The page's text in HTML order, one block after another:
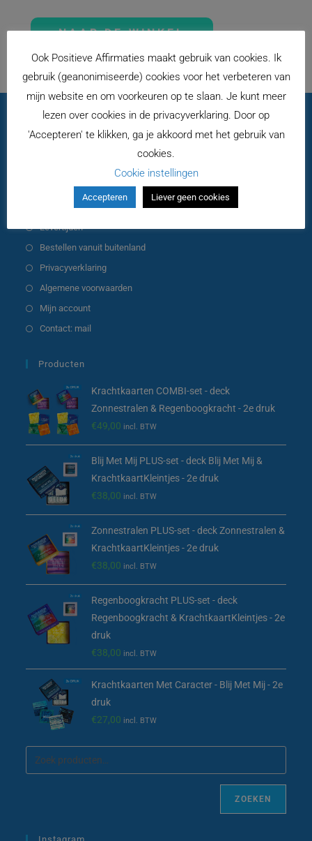
NAAR DE WINKEL
Handige Zaken
Bestellen en betalen
Prijzen en verzendkosten
Annuleren en retourneren
Levertijden
Bestellen vanuit buitenland
Privacyverklaring
Algemene voorwaarden
Mijn account
Contact: mail
Producten
Krachtkaarten COMBI-set - deck
Zonnestralen & Regenboogkracht - 2e druk
€49,00 incl. BTW
Blij Met Mij PLUS-set - deck Blij Met Mij &
KrachtkaartKleintjes - 2e druk
€38,00 incl. BTW
Zonnestralen PLUS-set - deck Zonnestralen &
KrachtkaartKleintjes - 2e druk
€38,00 incl. BTW
Regenboogkracht PLUS-set - deck
Regenboogkracht & KrachtkaartKleintjes - 2e
druk
€38,00 incl. BTW
Krachtkaarten Met Caracter - Blij Met Mij - 2e
druk
€27,00 incl. BTW
ZOEKEN
Ook Positieve Affirmaties maakt gebruik van cookies. Ik
gebruik (geanonimiseerde) cookies voor het verbeteren van
mijn website en om voorkeuren op te slaan. Je kunt meer
lezen over cookies in de privacyverklaring. Door op
'Accepteren' te klikken, ga je akkoord met het gebruik van
cookies.
Cookie instellingen
Accepteren Liever geen cookies